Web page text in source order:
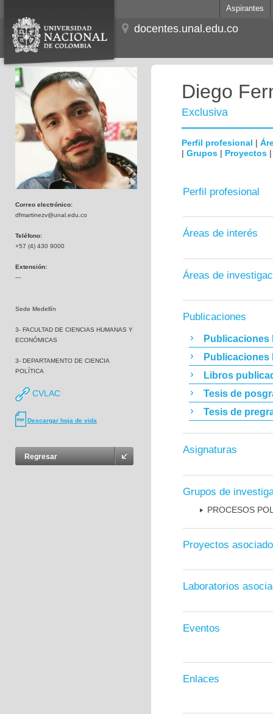
Aspirantes
docentes.unal.edu.co
Correo electrónico:
dfmartinezv@unal.edu.co
Teléfono:
+57 (4) 430 9000
Extensión:
---
Sede Medellín
3- FACULTAD DE CIENCIAS HUMANAS Y
ECONÓMICAS
3- DEPARTAMENTO DE CIENCIA
POLÍTICA
CVLAC
Descargar hoja de vida
Regresar
Diego
Exclusiva
Perfil profesional |
| Grupos | Proyectos
Perfil profesional
Áreas de interés
Áreas de
Publicaciones
Publicaciones
Publicaciones
Libros
Tesis de
Tesis de
Asignaturas
Grupos de
PROCESOS
Proyectos
Laboratorios
Eventos
Enlaces